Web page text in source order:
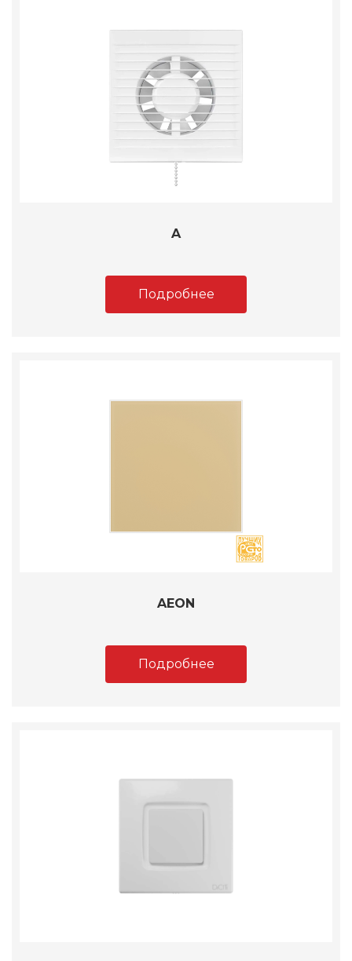
A
Подробнее
AEON
Подробнее